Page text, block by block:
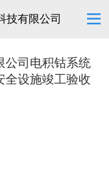
技有限公司
公司电积钴系统
全设施竣工验收